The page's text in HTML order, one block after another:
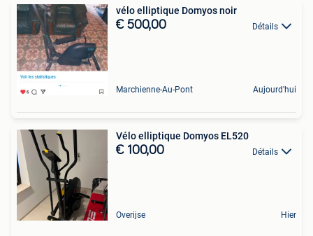
vélo elliptique Domyos noir
€ 500,00 Détails
Marchienne-Au-Pont Aujourd'hui
Vélo elliptique Domyos EL520
€ 100,00 Détails
Overijse Hier